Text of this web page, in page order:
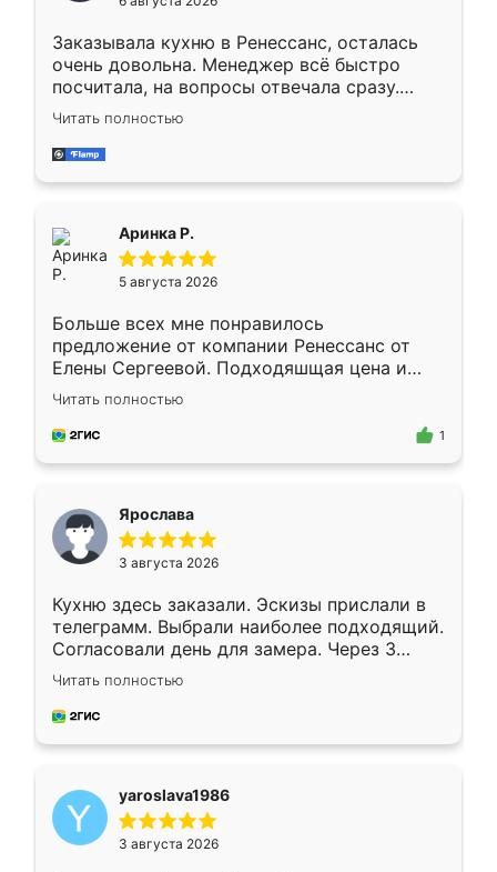
мебели буду заказывать только здесь.
Заказывала кухню в Ренессанс, осталась
очень довольна. Менеджер всё быстро
посчитала, на вопросы отвечала сразу.
Замерщик приехал в субботу, подошёл к
делу со всей ответственностью. Собрали
за день, ребята работали аккуратно, даже
Читать полностью
Аринка Р.
5 августа 2026
Больше всех мне понравилось
предложение от компании Ренессанс от
Елены Сергеевой. Подходяшщая цена и
короткие сроки изготовления. Приехавший
для замера сотрудник Владислав
предложил по моему эскизу самый
Читать полностью
1
Ярослава
3 августа 2026
Кухню здесь заказали. Эскизы прислали в
телеграмм. Выбрали наиболее подходящий.
Согласовали день для замера. Через 3
недели кухня была уже готова. Остались
довольны работой. Спасибо Ренессанс
мебель за качественную работу!
Читать полностью
yaroslava1986
3 августа 2026